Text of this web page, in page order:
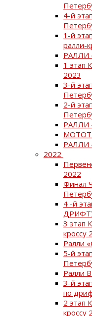
4-й
1-й
ралли-
РАЛЛИ
1 этап
2023
3-й
2-й
РАЛЛИ
РАЛЛИ
2022
2022
Финал
4 -й
3 этап
кроссу
Ралли
5-й
Ралли
3-й
по
2 этап
кроссу